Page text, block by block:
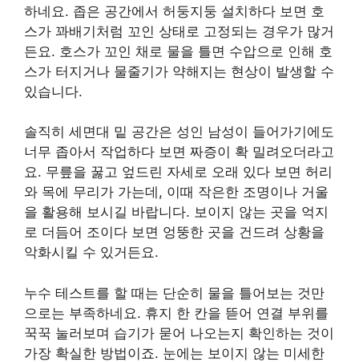
하네요. 좁은 공간에서 허둥지둥 설치하다 보면 호
스가 꽈배기처럼 꼬인 상태로 고정되는 경우가 많거
든요. 호스가 꼬인 채로 물을 틀면 수압으로 인해 호
스가 터지거나 물줄기가 약해지는 현상이 발생할 수
있습니다.
솔직히 세면대 밑 공간은 성인 남성이 들어가기에도
너무 좁아서 작업하다 보면 짜증이 확 밀려오더라고
요. 무릎을 꿇고 엎드린 자세로 오래 있다 보면 허리
와 목에 무리가 가는데, 이때 작은한 조명이나 거울
을 활용해 보시길 바랍니다. 보이지 않는 곳을 억지
로 더듬어 조이다 보면 엉뚱한 곳을 건드려 상황을
악화시킬 수 있거든요.
누수 테스트를 할 때는 단순히 물을 틀어보는 것만
으로는 부족하네요. 휴지 한 칸을 뜯어 연결 부위를
꾹꾹 눌러보며 습기가 묻어 나오는지 확인하는 것이
가장 확실한 방법이죠. 눈에는 보이지 않는 미세한